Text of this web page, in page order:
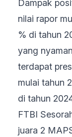
Dampak
nilai rapor
% di tahun
yang
terdapat
mulai tahun
di tahun
FTBI
juara 2